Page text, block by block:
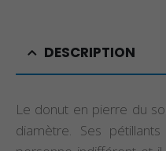
DESCRIPTION
Le donut en pierre du
diamètre. Ses